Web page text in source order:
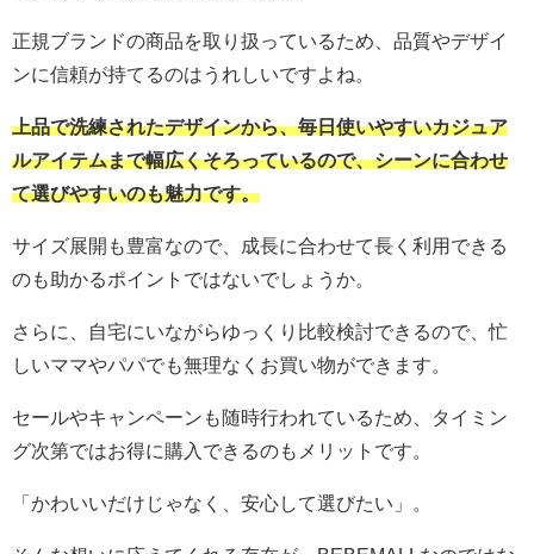
正規ブランドの商品を取り扱っているため、品質やデザイ
ンに信頼が持てるのはうれしいですよね。
上品で洗練されたデザインから、毎日使いやすいカジュア
ルアイテムまで幅広くそろっているので、シーンに合わせ
て選びやすいのも魅力です。
サイズ展開も豊富なので、成長に合わせて長く利用できる
のも助かるポイントではないでしょうか。
さらに、自宅にいながらゆっくり比較検討できるので、忙
しいママやパパでも無理なくお買い物ができます。
セールやキャンペーンも随時行われているため、タイミン
グ次第ではお得に購入できるのもメリットです。
「かわいいだけじゃなく、安心して選びたい」。